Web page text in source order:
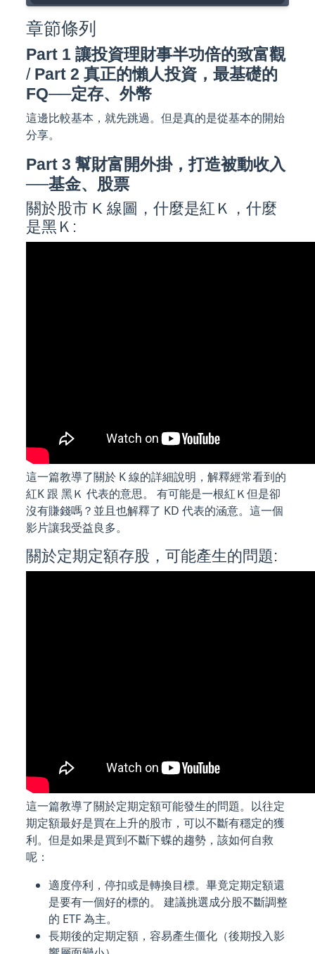
章節條列
Part 1 讓投資理財事半功倍的致富觀
/ Part 2 真正的懶人投資，最基礎的
FQ──定存、外幣
這邊比較基本，就先跳過。但是真的是從基本的開始
分享。
Part 3 幫財富開外掛，打造被動收入
──基金、股票
關於股市 K 線圖，什麼是紅Ｋ，什麼
是黑Ｋ:
這一篇教導了關於 K 線的詳細說明，解釋經常看到的
紅K 跟 黑Ｋ 代表的意思。 有可能是一根紅Ｋ但是卻
沒有賺錢嗎？並且也解釋了 KD 代表的涵意。這一個
影片讓我受益良多。
關於定期定額存股，可能產生的問題:
這一篇教導了關於定期定額可能發生的問題。以往定
期定額最好是買在上升的股市，可以不斷有穩定的獲
利。但是如果是買到不斷下蝶的趨勢，該如何自救
呢：
適度停利，停扣或是轉換目標。畢竟定期定額還
是要有一個好的標的。 建議挑選成分股不斷調整
的 ETF 為主。
長期後的定期定額，容易產生僵化（後期投入影